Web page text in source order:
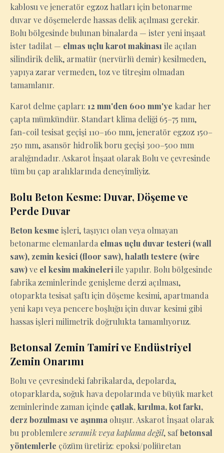
kablosu ve jeneratör egzoz hatları için betonarme
duvar ve döşemelerde hassas delik açılması gerekir.
Bolu bölgesinde bulunan binalarda — ister yeni inşaat
ister tadilat — elmas uçlu karot makinası ile açılan
silindirik delik, armatür (nervürlü demir) kesilmeden,
yapıya zarar vermeden, toz ve titreşim olmadan
tamamlanır.
Karot delme çapları: 12 mm'den 600 mm'ye kadar her
çapta mümkündür. Standart klima deliği 65–75 mm,
fan-coil tesisat geçişi 110–160 mm, jeneratör egzoz 150–
250 mm, asansör hidrolik boru geçişi 300–500 mm
aralığındadır. Askarot İnşaat olarak Bolu ve çevresinde
tüm bu çap aralıklarında deneyimliyiz.
Bolu Beton Kesme: Duvar, Döşeme ve
Perde Duvar
Beton kesme işleri, taşıyıcı olan veya olmayan
betonarme elemanlarda elmas uçlu duvar testeri (wall
saw), zemin kesici (floor saw),halatlı testere (wire
saw)ve el kesim makineleriile yapılır. Bolu bölgesinde
fabrika zeminlerinde genişleme derzi açılması,
otoparkta tesisat şaftı için döşeme kesimi, apartmanda
yeni kapı veya pencere boşluğu için duvar kesimi gibi
hassas işleri milimetrik doğrulukta tamamlıyoruz.
Betonsal Zemin Tamiri ve Endüstriyel
Zemin Onarımı
Bolu ve çevresindeki fabrikalarda, depolarda,
otoparklarda, soğuk hava depolarında ve büyük market
zeminlerinde zaman içinde çatlak, kırılma, kot farkı,
derz bozulması ve aşınma oluşur. Askarot İnşaat olarak
bu problemlereseramik veya kaplama değil, safbetonsal
yöntemlerle çözüm üretiriz: epoksi/poliüretan